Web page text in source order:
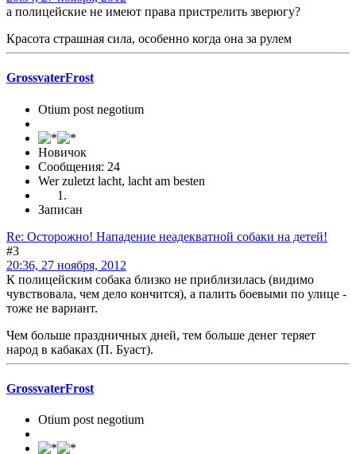
а полицейские не имеют права пристрелить зверюгу?
Красота страшная сила, особенно когда она за рулем
GrossvaterFrost
Otium post negotium
Новичок
Сообщения: 24
Wer zuletzt lacht, lacht am besten
Записан
Re: Осторожно! Нападение неадекватной собаки на детей!
#3
20:36, 27 ноября, 2012
К полицейским собака близко не приблизилась (видимо
чувствовала, чем дело кончится), а палить боевыми по улице -
тоже не вариант.
Чем больше праздничных дней, тем больше денег теряет
народ в кабаках (П. Буаст).
GrossvaterFrost
Otium post negotium